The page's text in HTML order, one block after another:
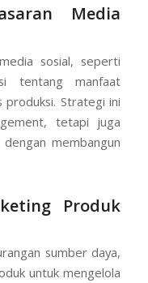
Media
sosial, seperti
tentang manfaat
produksi. Strategi ini
tetapi juga
membangun
Produk
sumber daya,
untuk mengelola